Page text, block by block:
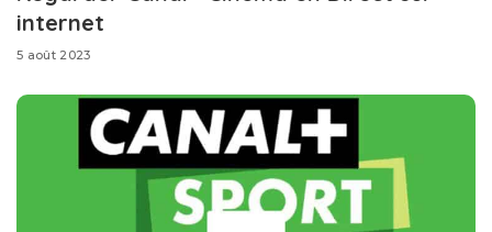
internet
5 août 2023